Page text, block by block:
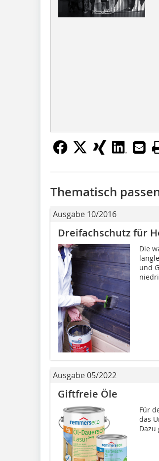
Thematisch
Ausgabe 10/2016
Dreifachschutz für
Die
und
Ausgabe 05/2022
Giftfreie Öle
Für
das
Dazu